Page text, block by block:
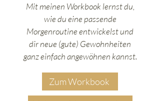
Mit meinen Workbook lernst du,
wie du eine passende
Morgenroutine entwickelst und
dir neue (gute) Gewohnheiten
ganz einfach angewöhnen kannst.
Zum Workbook